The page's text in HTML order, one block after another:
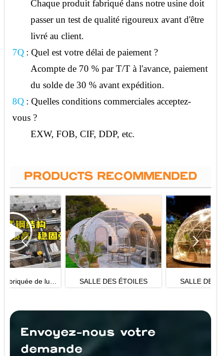
Chaque produit fabriqué dans notre usine doit
passer un test de qualité rigoureux avant d'être
livré au client.
7Q : Quel est votre délai de paiement ?
Acompte de 70 % par T/T à l'avance, paiement
du solde de 30 % avant expédition.
8Q : Quelles conditions commerciales acceptez-
vous ?
EXW, FOB, CIF, DDP, etc.
PRODUCTS RECOMMENDED
SALLE DES ÉTOILES SALLE DES ÉTOILES
 
Envoyez-nous votre
demande